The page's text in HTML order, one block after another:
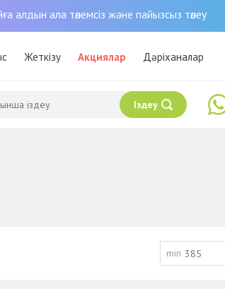
алдын ала төлемсіз және пайызсыз төлеу
Жеткізу Акциялар Дәріханалар
Іздеу
min